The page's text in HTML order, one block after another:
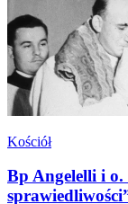
Kościół
Bp Angelelli i o.